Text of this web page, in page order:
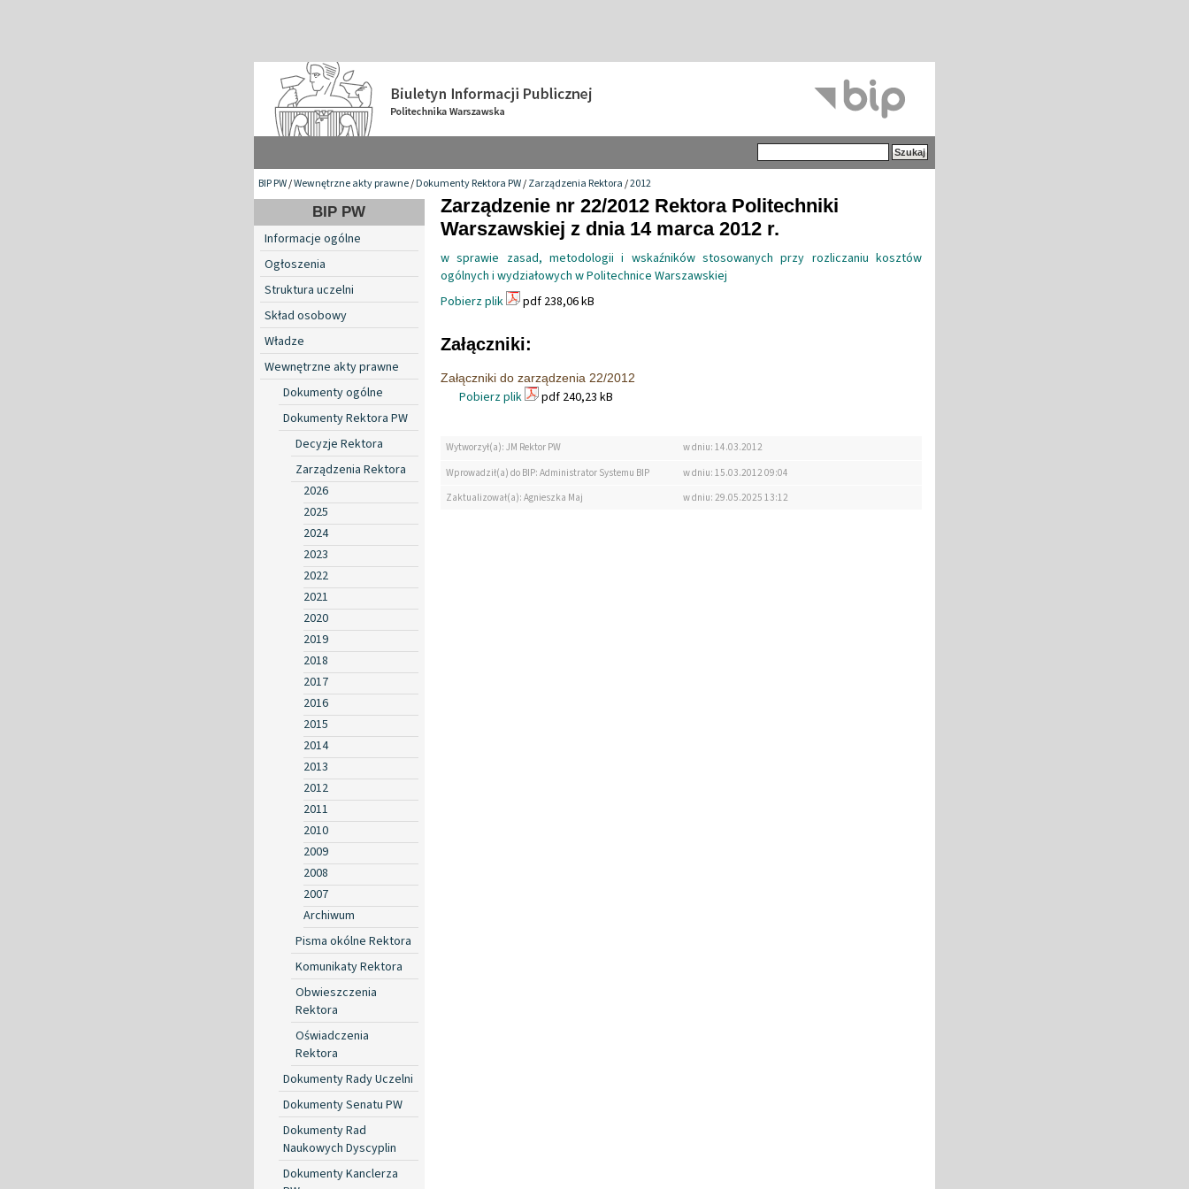
BIP PW/Wewnętrzne akty prawne/Dokumenty Rektora PW/Zarządzenia Rektora/2012
BIP PW
Informacje ogólne
Ogłoszenia
Struktura uczelni
Skład osobowy
Władze
Wewnętrzne akty prawne
Dokumenty ogólne
Dokumenty Rektora PW
Decyzje Rektora
Zarządzenia Rektora
2026
2025
2024
2023
2022
2021
2020
2019
2018
2017
2016
2015
2014
2013
2012
2011
2010
2009
2008
2007
Archiwum
Pisma okólne Rektora
Komunikaty Rektora
Obwieszczenia
Rektora
Oświadczenia
Rektora
Dokumenty Rady Uczelni
Dokumenty Senatu PW
Dokumenty Rad
Naukowych Dyscyplin
Dokumenty Kanclerza
Zarządzenie nr 22/2012 Rektora Politechniki
Warszawskiej z dnia 14 marca 2012 r.
w sprawie zasad, metodologii i wskaźników stosowanych przy rozliczaniu kosztów
ogólnych i wydziałowych w Politechnice Warszawskiej
Pobierz plik
pdf 238,06 kB
Załączniki:
Załączniki do zarządzenia 22/2012
Pobierz plik pdf 240,23 kB
Wytworzył(a): JM Rektor PW
w dniu: 14.03.2012
Wprowadził(a) do BIP: Administrator Systemu BIP
w dniu: 15.03.2012 09:04
Zaktualizował(a): Agnieszka Maj
w dniu: 29.05.2025 13:12